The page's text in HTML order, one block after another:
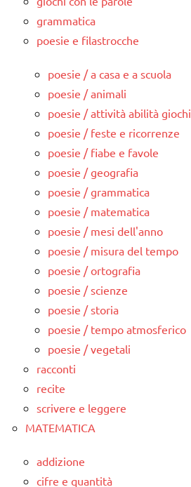
grammatica
poesie e filastrocche
poesie / a casa e a scuola
poesie / animali
poesie / attività abilità giochi
poesie / feste e ricorrenze
poesie / fiabe e favole
poesie / geografia
poesie / grammatica
poesie / matematica
poesie / mesi dell'anno
poesie / misura del tempo
poesie / ortografia
poesie / scienze
poesie / storia
poesie / tempo atmosferico
poesie / vegetali
racconti
recite
scrivere e leggere
MATEMATICA
addizione
cifre e quantità